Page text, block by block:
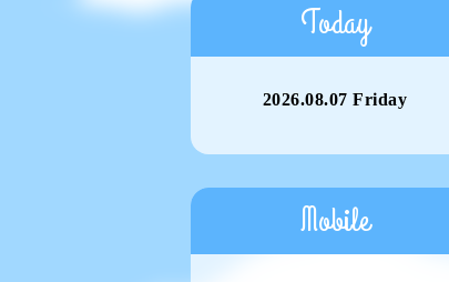
Today
2026.08.07 Friday
Mobile